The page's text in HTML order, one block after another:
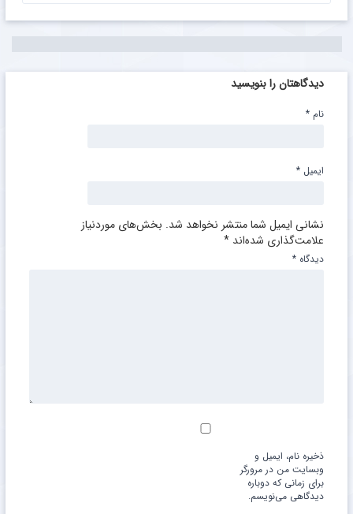
دیدگاهتان را بنویسید
نشانی ایمیل شما منتشر نخواهد شد. بخش‌های موردنیاز
علامت‌گذاری شده‌اند *
دیدگاه *
نام *
ایمیل *
ذخیره نام، ایمیل و
وبسایت من در مرورگر
برای زمانی که دوباره
دیدگاهی می‌نویسم.